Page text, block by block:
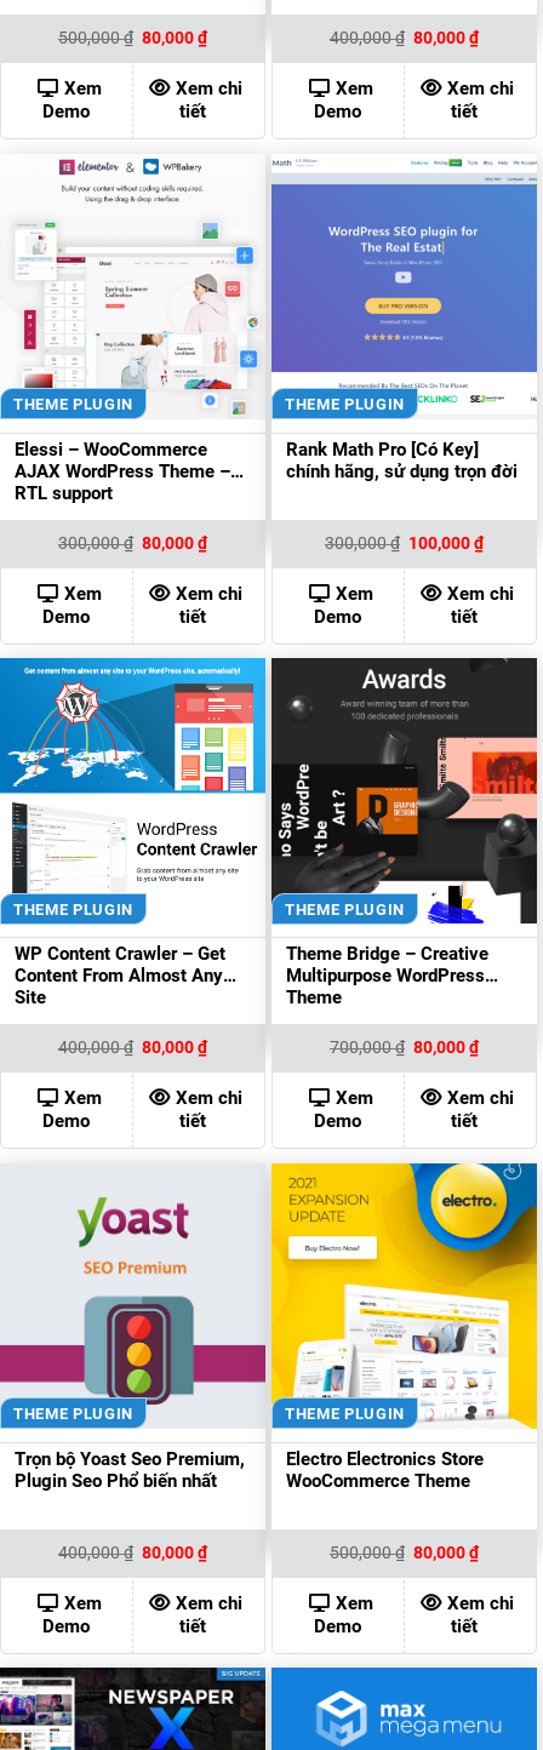
500,000₫ Giá
gốc
là:
500,000 ₫.
80,000₫Giá
hiện
tại
là:
80,000 ₫.
Xem
Demo
Xem chi
tiết
400,000₫ Giá
gốc
là:
400,000 ₫.
80,000₫Giá
hiện
tại
là:
80,000
Xem
Demo
Xem chi
tiết
THEME PLUGIN
Elessi – WooCommerce
AJAX WordPress Theme –
RTL support
300,000₫ Giá
gốc
là:
300,000 ₫.
80,000₫Giá
hiện
tại
là:
80,000 ₫.
Xem
Demo
Xem chi
tiết
THEME PLUGIN
Rank Math Pro [Có Key]
chính hãng, sử dụng trọn đời
300,000₫ Giá
là:
300,000 ₫.
100,000₫Giá
hiện
tại
là:
Xem
Demo
Xem chi
tiết
THEME PLUGIN
WP Content Crawler – Get
Content From Almost Any
Site
400,000₫ Giá
gốc
là:
400,000 ₫.
80,000₫Giá
hiện
tại
là:
80,000 ₫.
Xem
Demo
Xem chi
tiết
THEME PLUGIN
Theme Bridge – Creative
Multipurpose WordPress
Theme
700,000₫ Giá
gốc
là:
700,000 ₫.
80,000₫Giá
hiện
tại
là:
80,000
Xem
Demo
Xem chi
tiết
THEME PLUGIN
Trọn bộ Yoast Seo Premium,
Plugin Seo Phổ biến nhất
400,000₫ Giá
gốc
là:
400,000 ₫.
80,000₫Giá
hiện
tại
là:
80,000 ₫.
Xem
Demo
Xem chi
tiết
THEME PLUGIN
Electro Electronics Store
WooCommerce Theme
500,000₫ Giá
gốc
là:
500,000 ₫.
80,000₫Giá
hiện
tại
là:
80,000
Xem
Demo
Xem chi
tiết